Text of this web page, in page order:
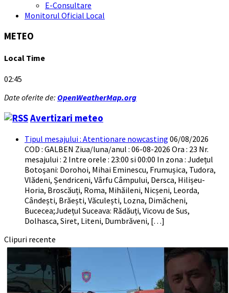
E-Consultare
Monitorul Oficial Local
METEO
Local Time
02:45
Date oferite de: OpenWeatherMap.org
Avertizari meteo
Tipul mesajului : Atentionare nowcasting 06/08/2026
COD : GALBEN Ziua/luna/anul : 06-08-2026 Ora : 23 Nr.
mesajului : 2 Intre orele : 23:00 si 00:00 In zona : Județul
Botoşani: Dorohoi, Mihai Eminescu, Frumușica, Tudora,
Vlădeni, Șendriceni, Vârfu Câmpului, Dersca, Hilișeu-
Horia, Broscăuți, Roma, Mihăileni, Nicșeni, Leorda,
Cândești, Brăești, Văculești, Lozna, Dimăcheni,
Bucecea;Județul Suceava: Rădăuți, Vicovu de Sus,
Dolhasca, Siret, Liteni, Dumbrăveni, […]
Clipuri recente